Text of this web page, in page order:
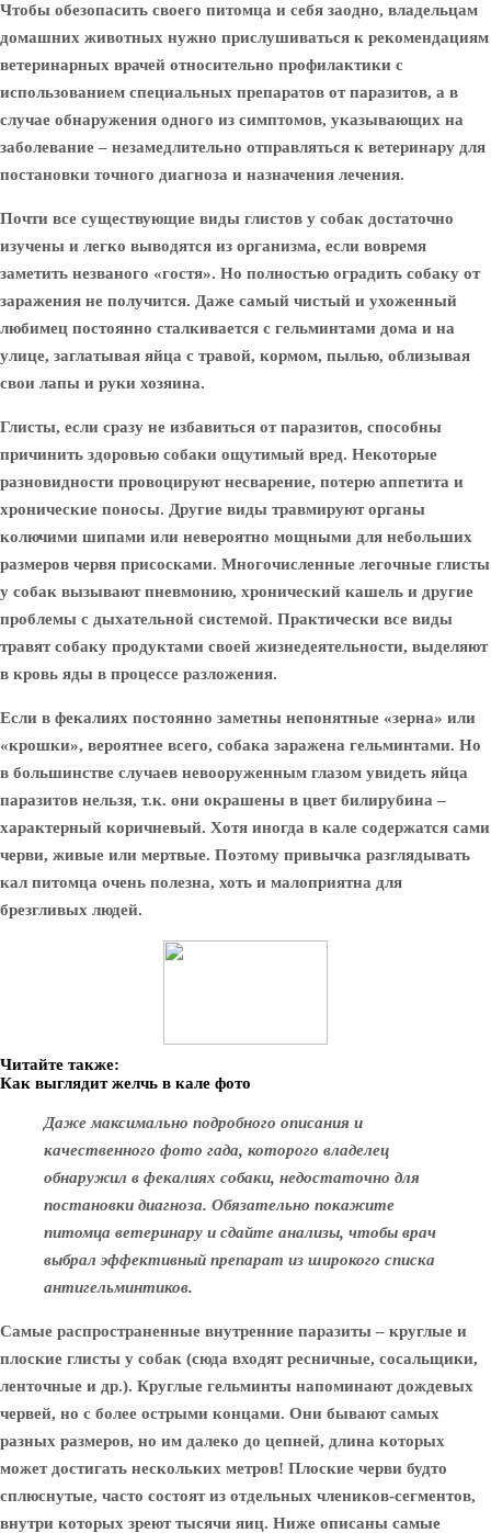
Чтобы обезопасить своего питомца и себя заодно, владельцам
домашних животных нужно прислушиваться к рекомендациям
ветеринарных врачей относительно профилактики с
использованием специальных препаратов от паразитов, а в
случае обнаружения одного из симптомов, указывающих на
заболевание – незамедлительно отправляться к ветеринару для
постановки точного диагноза и назначения лечения.
Почти все существующие виды глистов у собак достаточно
изучены и легко выводятся из организма, если вовремя
заметить незваного «гостя». Но полностью оградить собаку от
заражения не получится. Даже самый чистый и ухоженный
любимец постоянно сталкивается с гельминтами дома и на
улице, заглатывая яйца с травой, кормом, пылью, облизывая
свои лапы и руки хозяина.
Глисты, если сразу не избавиться от паразитов, способны
причинить здоровью собаки ощутимый вред. Некоторые
разновидности провоцируют несварение, потерю аппетита и
хронические поносы. Другие виды травмируют органы
колючими шипами или невероятно мощными для небольших
размеров червя присосками. Многочисленные легочные глисты
у собак вызывают пневмонию, хронический кашель и другие
проблемы с дыхательной системой. Практически все виды
травят собаку продуктами своей жизнедеятельности, выделяют
в кровь яды в процессе разложения.
Если в фекалиях постоянно заметны непонятные «зерна» или
«крошки», вероятнее всего, собака заражена гельминтами. Но
в большинстве случаев невооруженным глазом увидеть яйца
паразитов нельзя, т.к. они окрашены в цвет билирубина –
характерный коричневый. Хотя иногда в кале содержатся сами
черви, живые или мертвые. Поэтому привычка разглядывать
кал питомца очень полезна, хоть и малоприятна для
брезгливых людей.
Читайте также:
Как выглядит желчь в кале фото
Даже максимально подробного описания и
качественного фото гада, которого владелец
обнаружил в фекалиях собаки, недостаточно для
постановки диагноза. Обязательно покажите
питомца ветеринару и сдайте анализы, чтобы врач
выбрал эффективный препарат из широкого списка
антигельминтиков.
Самые распространенные внутренние паразиты – круглые и
плоские глисты у собак (сюда входят ресничные, сосальщики,
ленточные и др.). Круглые гельминты напоминают дождевых
червей, но с более острыми концами. Они бывают самых
разных размеров, но им далеко до цепней, длина которых
может достигать нескольких метров! Плоские черви будто
сплюснутые, часто состоят из отдельных члеников-сегментов,
внутри которых зреют тысячи яиц. Ниже описаны самые